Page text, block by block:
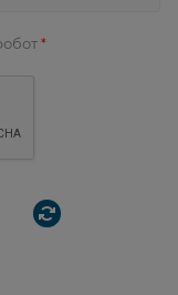
*